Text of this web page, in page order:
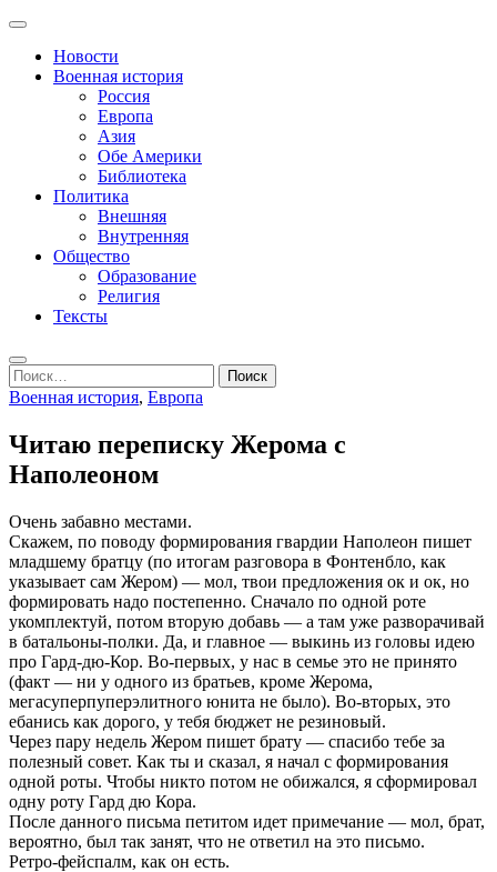
Перейти
содержимому
Журнал старого ворчуна
Записки пенсионера и геймера
Основное
Новости
Военная история
Россия
Европа
Азия
Обе Америки
Библиотека
Политика
Внешняя
Внутренняя
Общество
Образование
Религия
Тексты
Поиск
Найти:
Военная история, Европа
Читаю переписку Жерома с
Наполеоном
Очень забавно местами.
Скажем, по поводу формирования гвардии Наполеон пишет
младшему братцу (по итогам разговора в Фонтенбло, как
указывает сам Жером) — мол, твои предложения ок и ок, но
формировать надо постепенно. Сначало по одной роте
укомплектуй, потом вторую добавь — а там уже разворачивай
в батальоны-полки. Да, и главное — выкинь из головы идею
про Гард-дю-Кор. Во-первых, у нас в семье это не принято
(факт — ни у одного из братьев, кроме Жерома,
мегасуперпуперэлитного юнита не было). Во-вторых, это
ебанись как дорого, у тебя бюджет не резиновый.
Через пару недель Жером пишет брату — спасибо тебе за
полезный совет. Как ты и сказал, я начал с формирования
одной роты. Чтобы никто потом не обижался, я сформировал
одну роту Гард дю Кора.
После данного письма петитом идет примечание — мол, брат,
вероятно, был так занят, что не ответил на это письмо.
Ретро-фейспалм, как он есть.